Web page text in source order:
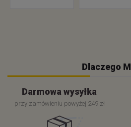
Dlaczego
Darmowa wysyłka
przy zamówieniu powyżej 249 zł